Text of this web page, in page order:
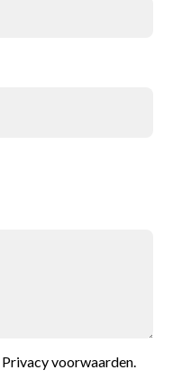
Privacy voorwaarden.